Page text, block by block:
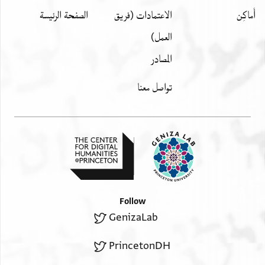
אל]חזן אבו סעיד ו [ أَماكِن
الاعتمادات (فريق
العمل)
المصادر
تواصل معنا
الصفحة الرئيسة
Follow
GenizaLab
PrincetonDH